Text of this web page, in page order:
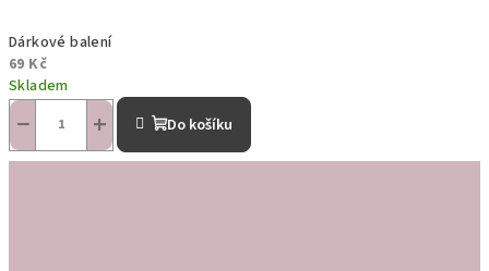
Dárkové balení
69 Kč
Skladem
+
− Do košíku